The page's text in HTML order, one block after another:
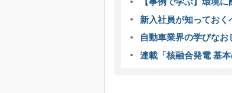
新入社員が知ってお
自動車業界の学びなお
連載「核融合発電 基